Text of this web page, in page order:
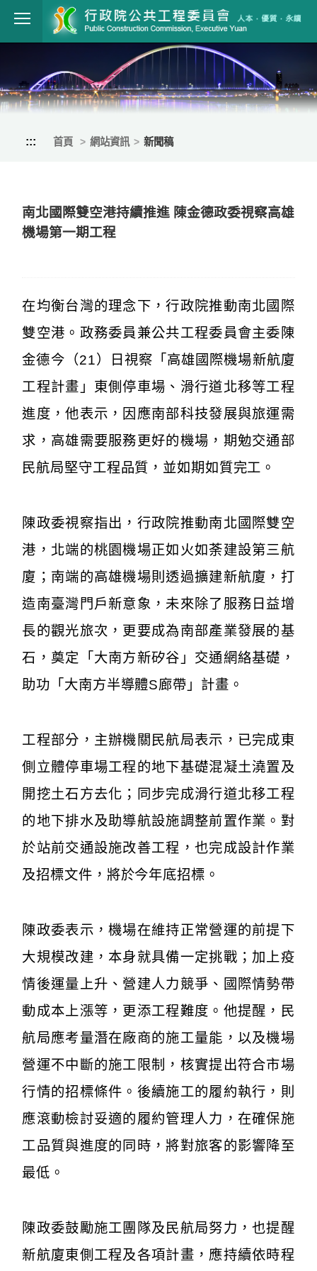
跳到主要內容
行政院公共工
::: 首頁 網站資訊 新聞稿
南北國際雙空港持續推進 陳金德政委視察高雄
機場第一期工程
在均衡台灣的理念下，行政院推動南北國際
雙空港。政務委員兼公共工程委員會主委陳
金德今（21）日視察「高雄國際機場新航廈
工程計畫」東側停車場、滑行道北移等工程
進度，他表示，因應南部科技發展與旅運需
求，高雄需要服務更好的機場，期勉交通部
民航局堅守工程品質，並如期如質完工。
陳政委視察指出，行政院推動南北國際雙空
港，北端的桃園機場正如火如荼建設第三航
廈；南端的高雄機場則透過擴建新航廈，打
造南臺灣門戶新意象，未來除了服務日益增
長的觀光旅次，更要成為南部產業發展的基
石，奠定「大南方新矽谷」交通網絡基礎，
助功「大南方半導體S廊帶」計畫。
工程部分，主辦機關民航局表示，已完成東
側立體停車場工程的地下基礎混凝土澆置及
開挖土石方去化；同步完成滑行道北移工程
的地下排水及助導航設施調整前置作業。對
於站前交通設施改善工程，也完成設計作業
及招標文件，將於今年底招標。
陳政委表示，機場在維持正常營運的前提下
大規模改建，本身就具備一定挑戰；加上疫
情後運量上升、營建人力競爭、國際情勢帶
動成本上漲等，更添工程難度。他提醒，民
航局應考量潛在廠商的施工量能，以及機場
營運不中斷的施工限制，核實提出符合市場
行情的招標條件。後續施工的履約執行，則
應滾動檢討妥適的履約管理人力，在確保施
工品質與進度的同時，將對旅客的影響降至
最低。
陳政委鼓勵施工團隊及民航局努力，也提醒
新航廈東側工程及各項計畫，應持續依時程